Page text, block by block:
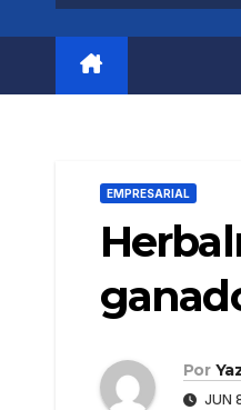
EMPRESARIAL
Por
JUN